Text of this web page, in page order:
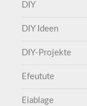
DIY
DIY Ideen
DIY-Projekte
Efeutute
Eiablage